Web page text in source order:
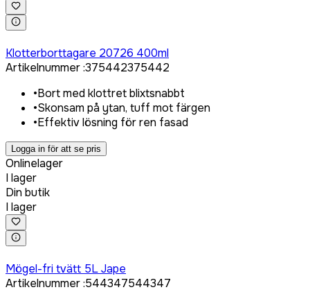
Klotterborttagare 20726 400ml
Artikelnummer:375442375442
•Bort med klottret blixtsnabbt
•Skonsam på ytan, tuff mot färgen
•Effektiv lösning för ren fasad
Logga in för att se pris
Onlinelager
I lager
Din butik
I lager
Mögel-fri tvätt 5L Jape
Artikelnummer:544347544347